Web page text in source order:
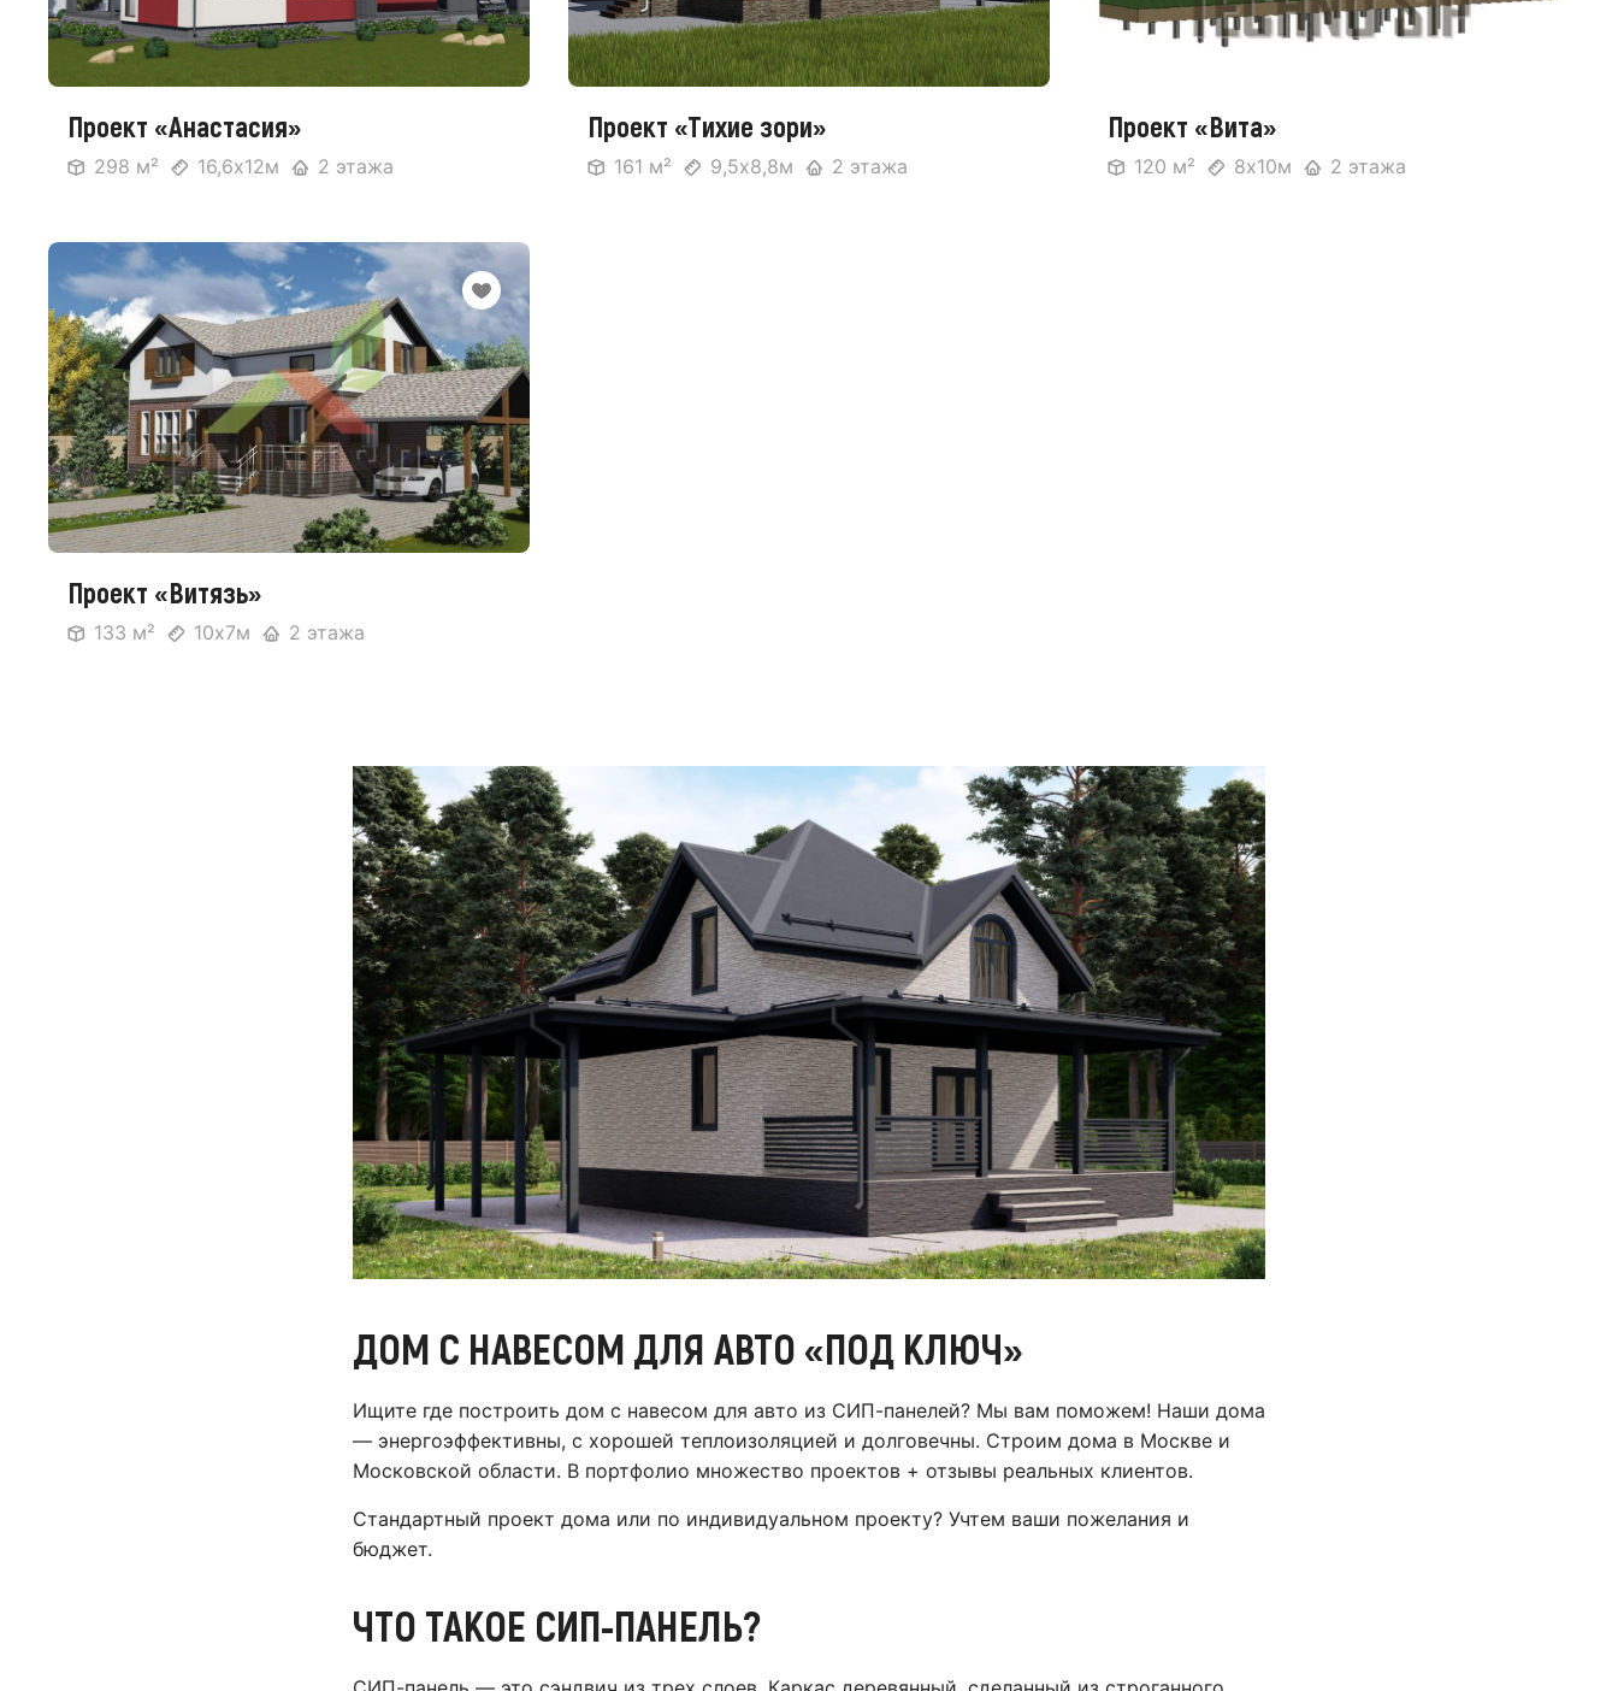
Проект «Анастасия»
298 м² 16,6х12м 2 этажа
Проект «Тихие зори»
161 м² 9,5х8,8м 2 этажа
Проект «Вита»
120 м² 8х10м 2 этажа
Проект «Витязь»
133 м² 10х7м 2 этажа
ДОМ С НАВЕСОМ ДЛЯ АВТО «ПОД КЛЮЧ»
Ищите где построить дом с навесом для авто из СИП-панелей? Мы вам поможем! Наши дома
— энергоэффективны, с хорошей теплоизоляцией и долговечны. Строим дома в Москве и
Московской области. В портфолио множество проектов + отзывы реальных клиентов.
Стандартный проект дома или по индивидуальном проекту? Учтем ваши пожелания и
бюджет.
ЧТО ТАКОЕ СИП-ПАНЕЛЬ?